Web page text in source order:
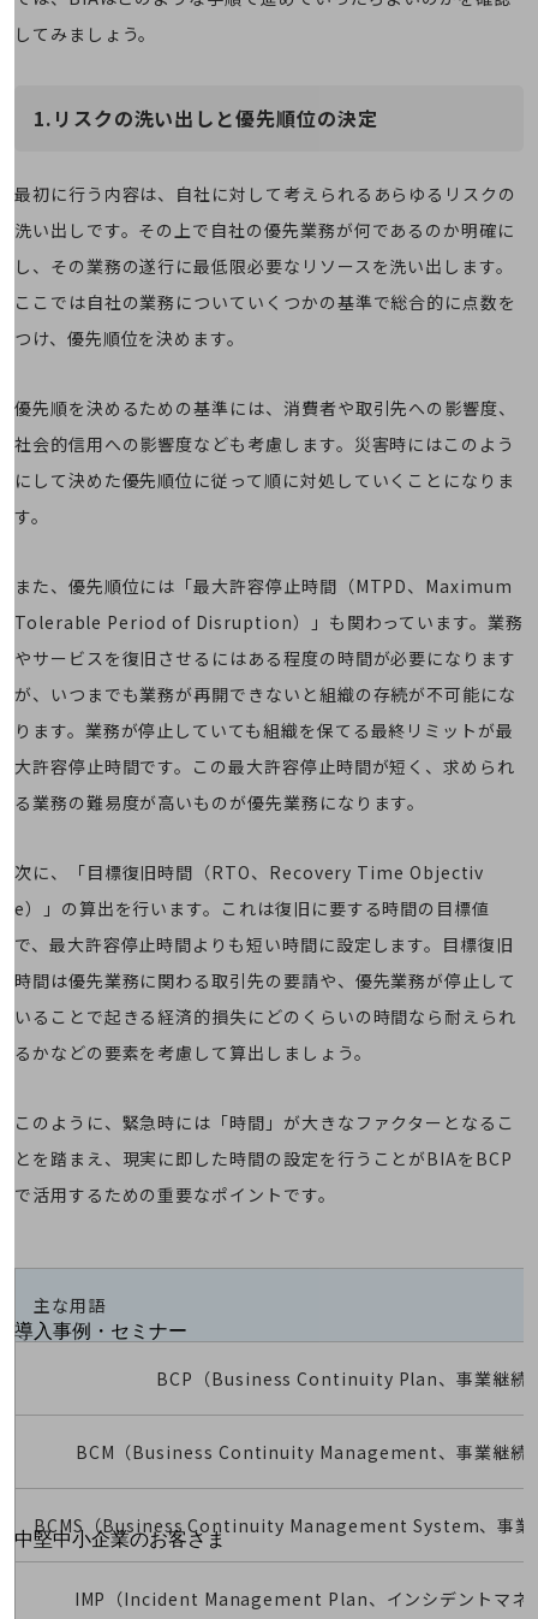
教育
モビリティ
モバイルTOP
法人向けスマホ・携帯に関する、
製品
製品TOP
ビジネス向けスマートフォン
ドコモケータイ
5G対応ホームルーター
IOT完了済みメーカーブランド製品
料金TOP
ドコモBiz データ無制限 ドコモ MAX ドコモ mini ドコモBiz かけ放題
データプラス
IoT向け回線料金
home5Gプラン
モバイルサービス
端末の一元管理
セキュリティ
回線・ネットワーク
お手続き
別ウィンドウで開きます
サービスをご利用中のお客さま
導入事例・セミナー
開催・出展する各種セミナー、イベント情報をご紹介します
別ウィンドウで開きます
中堅中小企業のお客さま
NTTドコモビジネスウォッチ
ビジネスお役立ち情報
してみましょう。
1.リスクの洗い出しと優先順位の決定
最初に行う内容は、自社に対して考えられるあらゆるリスクの
洗い出しです。その上で自社の優先業務が何であるのか明確に
し、その業務の遂行に最低限必要なリソースを洗い出します。
ここでは自社の業務についていくつかの基準で総合的に点数を
つけ、優先順位を決めます。
優先順を決めるための基準には、消費者や取引先への影響度、
社会的信用への影響度なども考慮します。災害時にはこのよう
にして決めた優先順位に従って順に対処していくことになりま
す。
また、優先順位には「最大許容停止時間（MTPD、Maximum
Tolerable Period of Disruption）」も関わっています。業務
やサービスを復旧させるにはある程度の時間が必要になります
が、いつまでも業務が再開できないと組織の存続が不可能にな
ります。業務が停止していても組織を保てる最終リミットが最
大許容停止時間です。この最大許容停止時間が短く、求められ
る業務の難易度が高いものが優先業務になります。
次に、「目標復旧時間（RTO、Recovery Time Objectiv
e）」の算出を行います。これは復旧に要する時間の目標値
で、最大許容停止時間よりも短い時間に設定します。目標復旧
時間は優先業務に関わる取引先の要請や、優先業務が停止して
いることで起きる経済的損失にどのくらいの時間なら耐えられ
るかなどの要素を考慮して算出しましょう。
このように、緊急時には「時間」が大きなファクターとなるこ
とを踏まえ、現実に即した時間の設定を行うことがBIAをBCP
で活用するための重要なポイントです。
主な用語
BCP（Business Continuity Plan、事業継続
BCM（Business Continuity Management、事業継続
BCMS（Business Continuity Management System、事業
IMP（Incident Management Plan、インシデントマネ